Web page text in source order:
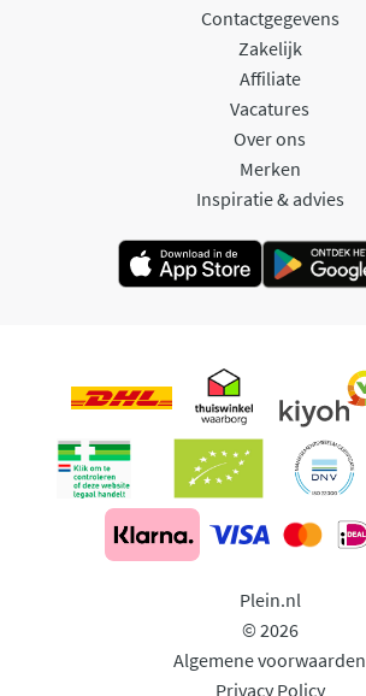
Contactgegevens
Zakelijk
Affiliate
Vacatures
Over ons
Merken
Inspiratie & advies
Plein.nl
© 2026
Algemene voorwaarden
Privacy Policy